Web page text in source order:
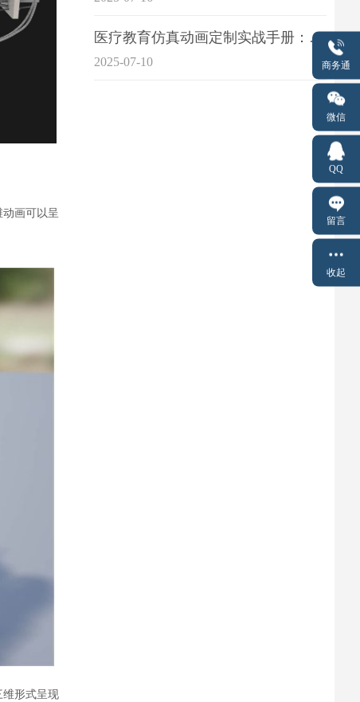
画可以呈
维形式呈现
医疗教育仿真动画定制实战手册：击破传统医学教育7大痛点
2025-07-10 商务通
微信
QQ
留言
收起